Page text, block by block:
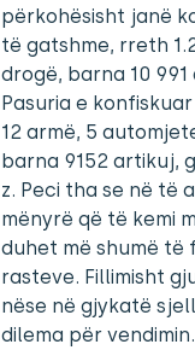
përkohësisht janë
të gatshme, rreth
drogë, barna 10
Pasuria e
12 armë, 5
barna 9152 artikuj,
z. Peci tha se në të
mënyrë që të kemi
duhet më shumë të
rasteve. Fillimisht
nëse në gjykatë
dilema për vendimin.